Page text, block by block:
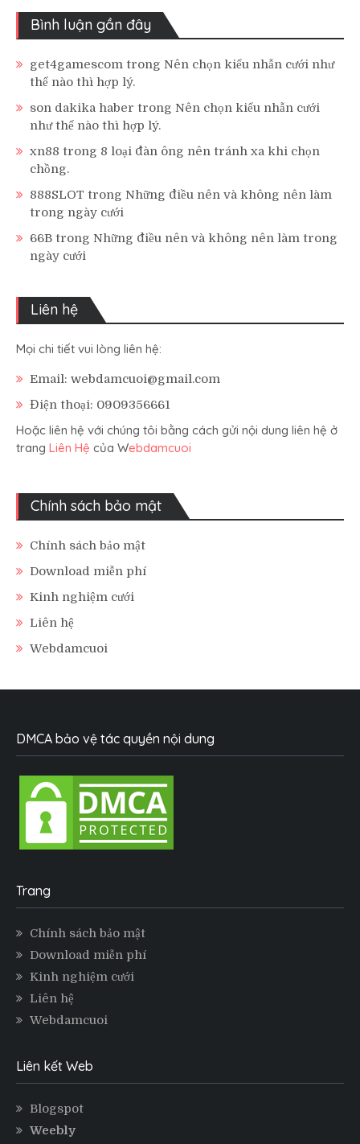
Bình luận gần đây
get4gamescom trong Nên chọn kiểu nhẫn cưới như
thế nào thì hợp lý.
son dakika haber trong Nên chọn kiểu nhẫn cưới
như thế nào thì hợp lý.
xn88 trong 8 loại đàn ông nên tránh xa khi chọn
chồng.
888SLOT trong Những điều nên và không nên làm
trong ngày cưới
66B trong Những điều nên và không nên làm trong
ngày cưới
Liên hệ
Mọi chi tiết vui lòng liên hệ:
Email: webdamcuoi@gmail.com
Điện thoại: 0909356661
Hoặc liên hệ với chúng tôi bằng cách gửi nội dung liên hệ ở
trang Liên Hệ của Webdamcuoi
Chính sách bảo mật
Chính sách bảo mật
Download miễn phí
Kinh nghiệm cưới
Liên hệ
Webdamcuoi
DMCA bảo vệ tác quyền nội dung
Trang
Chính sách bảo mật
Download miễn phí
Kinh nghiệm cưới
Liên hệ
Webdamcuoi
Liên kết Web
Blogspot
Weebly